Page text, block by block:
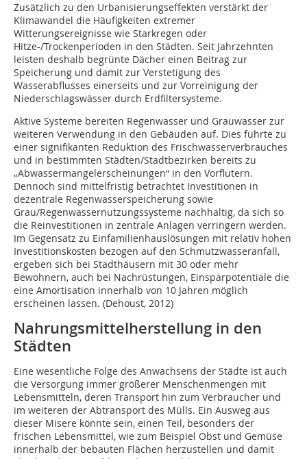
Zusätzlich zu den Urbanisierungseffekten verstärkt der
Klimawandel die Häufigkeiten extremer
Witterungsereignisse wie Starkregen oder
Hitze-/Trockenperioden in den Städten. Seit Jahrzehnten
leisten deshalb begrünte Dächer einen Beitrag zur
Speicherung und damit zur Verstetigung des
Wasserabflusses einerseits und zur Vorreinigung der
Niederschlagswässer durch Erdfiltersysteme.
Aktive Systeme bereiten Regenwasser und Grauwasser zur
weiteren Verwendung in den Gebäuden auf. Dies führte zu
einer signifikanten Reduktion des Frischwasserverbrauches
und in bestimmten Städten/Stadtbezirken bereits zu
„Abwassermangelerscheinungen“ in den Vorflutern.
Dennoch sind mittelfristig betrachtet Investitionen in
dezentrale Regenwasserspeicherung sowie
Grau/Regenwassernutzungssysteme nachhaltig, da sich so
die Reinvestitionen in zentrale Anlagen verringern werden.
Im Gegensatz zu Einfamilienhauslösungen mit relativ hohen
Investitionskosten bezogen auf den Schmutzwasseranfall,
ergeben sich bei Stadthäusern mit 30 oder mehr
Bewohnern, auch bei Nachrüstungen, Einsparpotentiale die
eine Amortisation innerhalb von 10 Jahren möglich
erscheinen lassen. (Dehoust, 2012)
Nahrungsmittelherstellung in den
Städten
Eine wesentliche Folge des Anwachsens der Städte ist auch
die Versorgung immer größerer Menschenmengen mit
Lebensmitteln, deren Transport hin zum Verbraucher und
im weiteren der Abtransport des Mülls. Ein Ausweg aus
dieser Misere könnte sein, einen Teil, besonders der
frischen Lebensmittel, wie zum Beispiel Obst und Gemüse
innerhalb der bebauten Flächen herzustellen und damit